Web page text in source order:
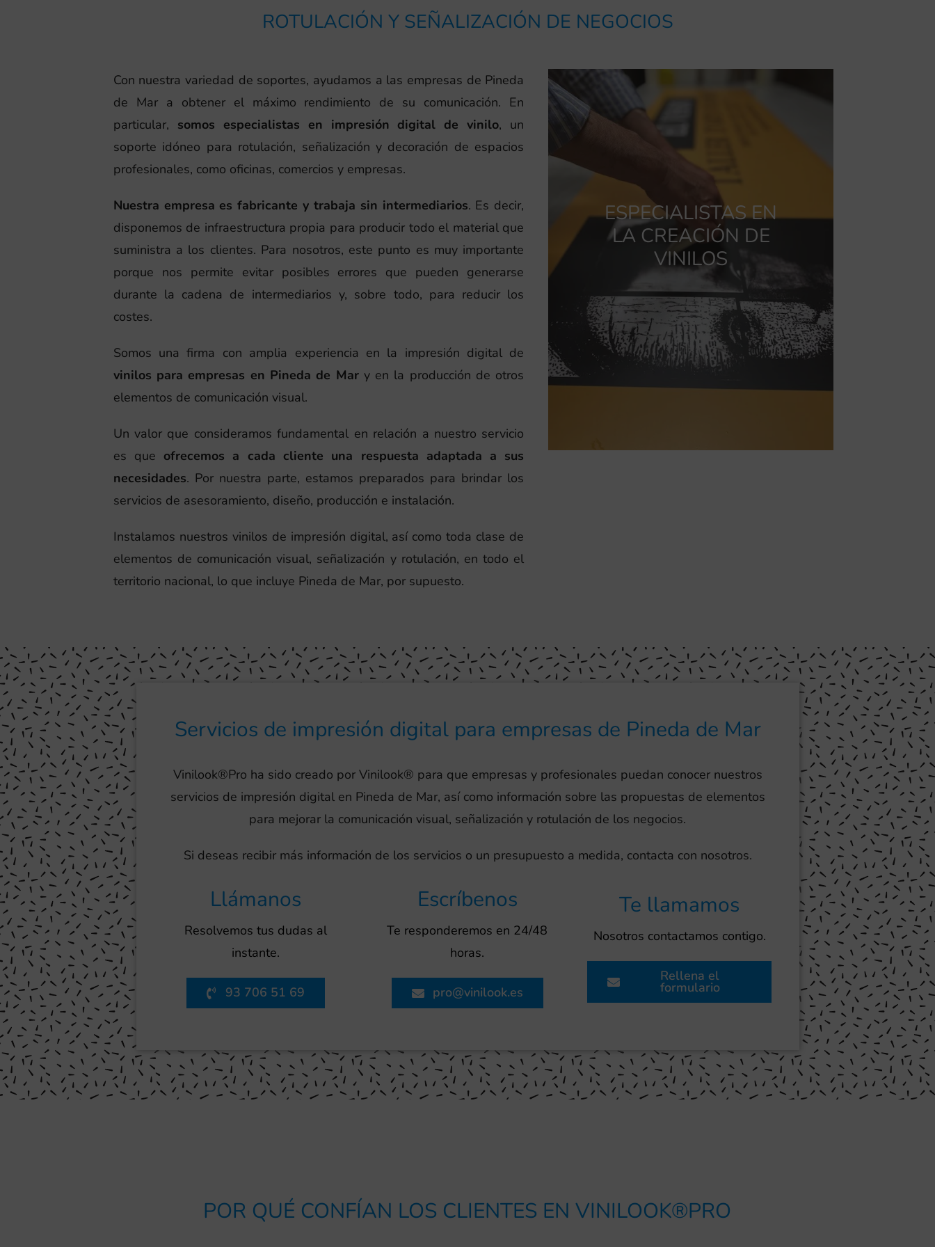
ROTULACIÓN Y SEÑALIZACIÓN DE NEGOCIOS
Con nuestra variedad de soportes, ayudamos a las empresas de Pineda
de Mar a obtener el máximo rendimiento de su comunicación. En
particular, somos especialistas en impresión digital de vinilo, un
soporte idóneo para rotulación, señalización y decoración de espacios
profesionales, como oficinas, comercios y empresas.
Nuestra empresa es fabricante y trabaja sin intermediarios. Es decir,
disponemos de infraestructura propia para producir todo el material que
suministra a los clientes. Para nosotros, este punto es muy importante
porque nos permite evitar posibles errores que pueden generarse
durante la cadena de intermediarios y, sobre todo, para reducir los
costes.
Somos una firma con amplia experiencia en la impresión digital de
vinilos para empresas en Pineda de Mary en la producción de otros
elementos de comunicación visual.
Un valor que consideramos fundamental en relación a nuestro servicio
es que ofrecemos a cada cliente una respuesta adaptada a sus
necesidades. Por nuestra parte, estamos preparados para brindar los
servicios de asesoramiento, diseño, producción e instalación.
Instalamos nuestros vinilos de impresión digital, así como toda clase de
elementos de comunicación visual, señalización y rotulación, en todo el
territorio nacional, lo que incluye Pineda de Mar, por supuesto.
ESPECIALISTAS EN
LA CREACIÓN DE
VINILOS
Servicios de impresión digital para empresas de Pineda de Mar
Vinilook®Pro ha sido creado por Vinilook® para que empresas y profesionales puedan conocer nuestros
servicios de impresión digital en Pineda de Mar, así como información sobre las propuestas de elementos
para mejorar la comunicación visual, señalización y rotulación de los negocios.
Si deseas recibir más información de los servicios o un presupuesto a medida, contacta con nosotros.
Llámanos
Resolvemos tus dudas al
instante.
93 706 51 69
Escríbenos
Te responderemos en 24/48
horas.
pro@vinilook.es
Te llamamos
Nosotros contactamos contigo.
Rellena el
formulario
POR QUÉ CONFÍAN LOS CLIENTES EN VINILOOK®PRO